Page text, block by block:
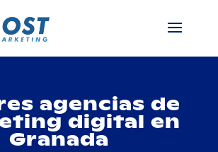
agencias de
digital en
Granada